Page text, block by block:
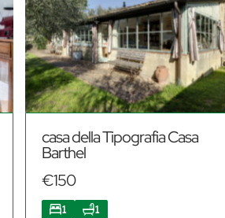
casa della Tipografia Casa
Barthel
€150
1 1